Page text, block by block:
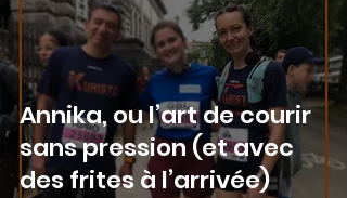
Annika, ou l’art de courir
sans pression (et avec
des frites à l’arrivée)